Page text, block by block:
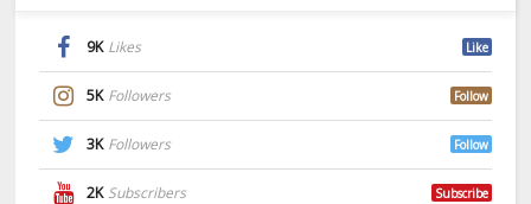
9K Likes Like
5K Followers Follow
3K Followers Follow
2K Subscribers Subscribe